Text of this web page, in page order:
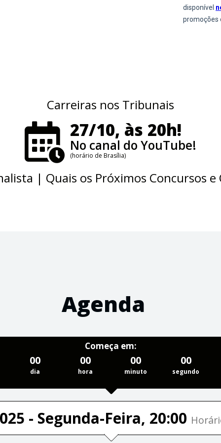
Carreiras nos Tribunais
27/10, às 20h!
No canal do YouTube!
(horário de Brasília)
| Quais os Próximos Concursos e
Agenda
Começa em:
00
dia
00
hora
00
minuto
00
segundo
- Segunda-Feira, 20:00